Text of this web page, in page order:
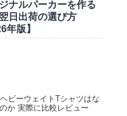
ナルパーカーを作る
日出荷の選び方
年版】
ビーウェイトTシャツはな
か 実際に比較レビュー